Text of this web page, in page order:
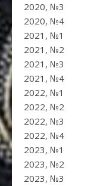
2020, №3
2020, №4
2021, №1
2021, №2
2021, №3
2021, №4
2022, №1
2022, №2
2022, №3
2022, №4
2023, №1
2023, №2
2023, №3